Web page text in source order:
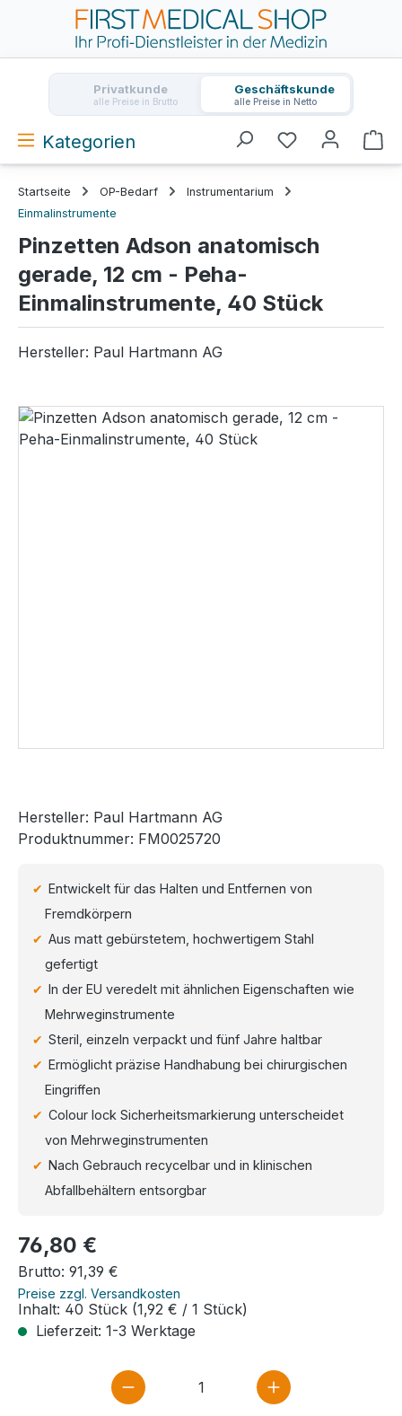
Zum Hauptinhalt springen
Privatkunde
alle Preise in Brutto
Geschäftskunde
alle Preise in Netto
Kategorien
Startseite OP-Bedarf
Instrumentarium
Einmalinstrumente
Pinzetten Adson anatomisch
gerade, 12 cm - Peha-
Einmalinstrumente, 40 Stück
Hersteller: Paul Hartmann AG
Bildergalerie überspringen
Hersteller: Paul Hartmann AG
Produktnummer: FM0025720
Entwickelt für das Halten und Entfernen von
Fremdkörpern
Aus matt gebürstetem, hochwertigem Stahl
gefertigt
In der EU veredelt mit ähnlichen Eigenschaften wie
Mehrweginstrumente
Steril, einzeln verpackt und fünf Jahre haltbar
Ermöglicht präzise Handhabung bei chirurgischen
Eingriffen
Colour lock Sicherheitsmarkierung unterscheidet
von Mehrweginstrumenten
Nach Gebrauch recycelbar und in klinischen
Abfallbehältern entsorgbar
Regulärer Preis:
76,80 €
Brutto: 91,39 €
Preise zzgl. Versandkosten
Inhalt: 40 Stück (1,92 € / 1 Stück)
Lieferzeit: 1-3 Werktage
Produkt Anzahl: Gib den